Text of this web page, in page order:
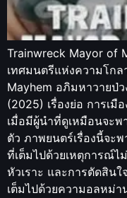
Trainwreck Mayor of
เทศมนตรีแห่งความโก
Mayhem อภิมหาวายป่
(2025) เรื่องย่อ การเมื
เมื่อมีผู้นำที่ดูเหมือนจะพ
ตัว ภาพยนตร์เรื่องนี้จะ
ที่เต็มไปด้วยเหตุการณ์ไ
หัวเราะ และการตัดสิน
เต็มไปด้วยความอลหม่